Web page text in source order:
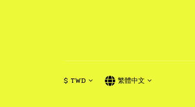
$ TWD 繁體中文